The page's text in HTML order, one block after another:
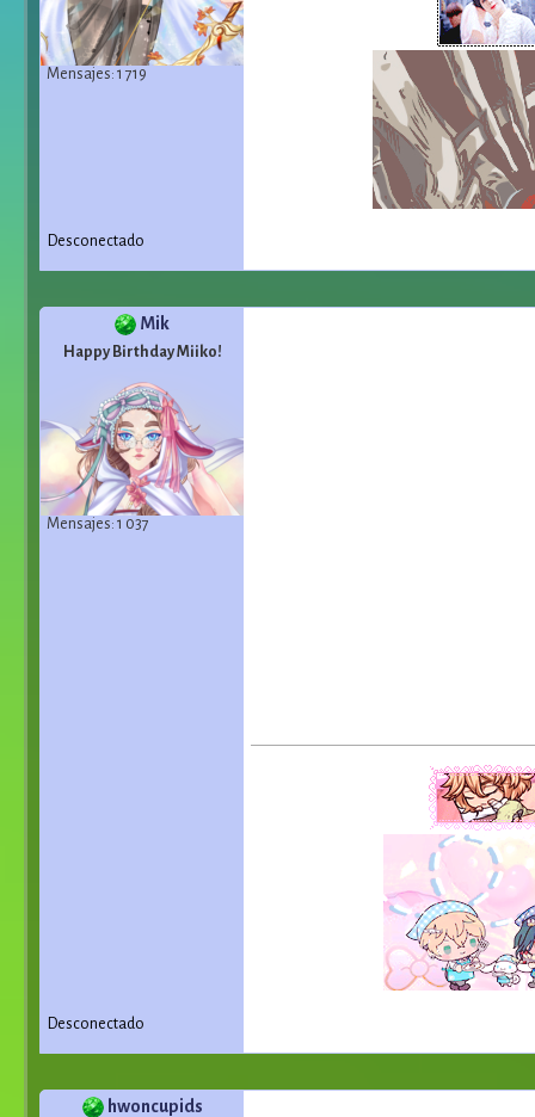
Mensajes: 1 719
Desconectado
Mik
Happy Birthday Miiko!
Mensajes: 1 037
Desconectado
hwoncupids